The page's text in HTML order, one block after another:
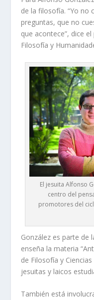
de la filosofía. “Yo no
preguntas, que no
que acontece”, dice
Filosofía y
El jesuita Alfonso
centro del
promotores del
González es parte de
enseña la materia
de Filosofía y
jesuitas y laicos
También está